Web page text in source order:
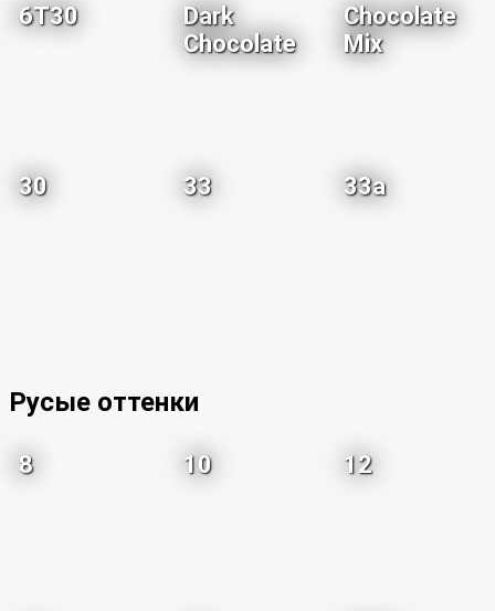
6T30
Dark
Chocolate
Chocolate
Mix
30 33 33a
Русые оттенки
8 10 12